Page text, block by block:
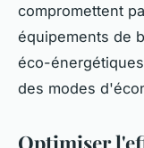
compromettent
équipements de
éco-
des modes
Optimiser